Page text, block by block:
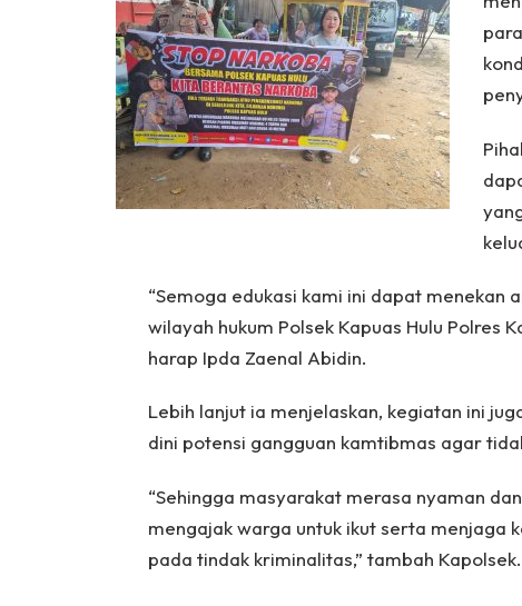
“Semoga edukasi kami ini dapat menekan
wilayah hukum Polsek Kapuas Hulu Polres
harap Ipda Zaenal Abidin.
Lebih lanjut ia menjelaskan, kegiatan ini
dini potensi gangguan kamtibmas agar
“Sehingga masyarakat merasa nyaman
mengajak warga untuk ikut serta menjaga
pada tindak kriminalitas,” tambah